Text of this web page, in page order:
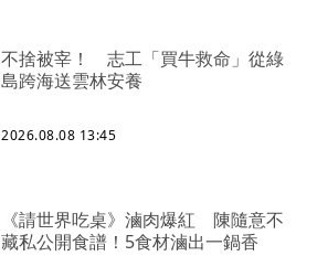
不捨被宰！ 志工「買牛救命」從綠
島跨海送雲林安養
2026.08.08 13:45
《請世界吃桌》滷肉爆紅 陳隨意不
藏私公開食譜！5食材滷出一鍋香